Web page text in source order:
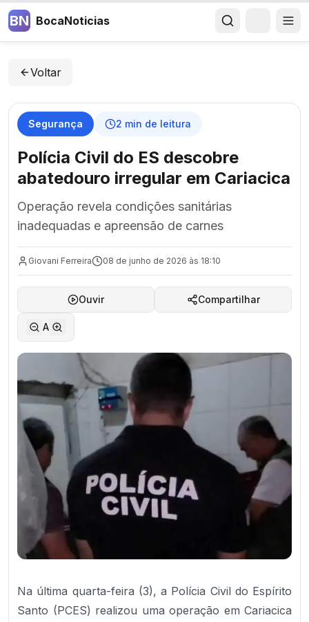
BN BocaNoticias
Voltar
Segurança 2 min de leitura
Polícia Civil do ES descobre
abatedouro irregular em Cariacica
Operação revela condições sanitárias
inadequadas e apreensão de carnes
Giovani Ferreira 08 de junho de 2026 às 18:10
Ouvir Compartilhar
A
Na última quarta-feira (3), a Polícia Civil do Espírito
Santo (PCES) realizou uma operação em Cariacica